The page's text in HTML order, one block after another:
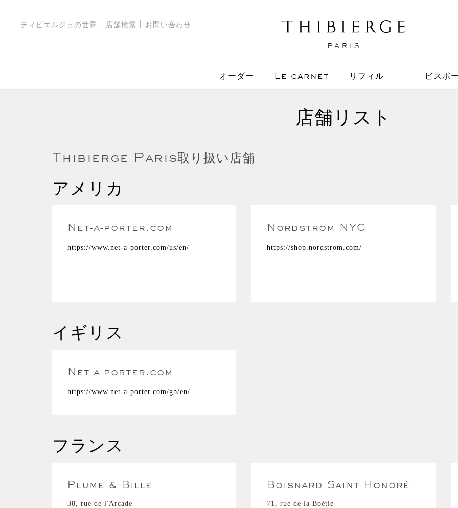
ティビエルジュの世界 店舗検索 お問い合わせ
オーダー Le carnet リフィル ビスポ
店舗リスト
Thibierge Paris取り扱い店舗
アメリカ
Net-a-porter.com
https://www.net-a-porter.com/us/en/
Nordstrom NYC
https://shop.nordstrom.com/
イギリス
Net-a-porter.com
https://www.net-a-porter.com/gb/en/
フランス
Plume & Bille
38, rue de l'Arcade
Boisnard Saint-Honoré
71, rue de la Boétie